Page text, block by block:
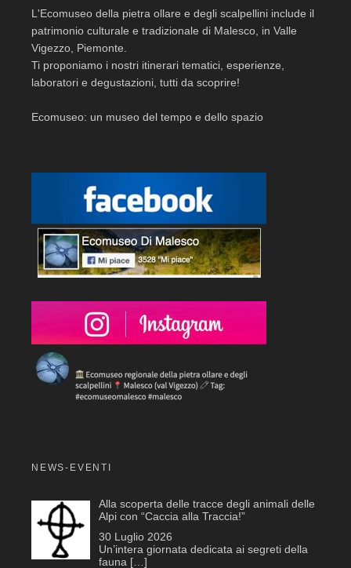
L'Ecomuseo della pietra ollare e degli scalpellini include il
patrimonio culturale e tradizionale di Malesco, in Valle
Vigezzo, Piemonte.
Ti proponiamo i nostri itinerari tematici, esperienze,
laboratori e degustazioni, tutti da scoprire!
Ecomuseo: un museo del tempo e dello spazio
NEWS-EVENTI
Alla scoperta delle tracce degli animali delle
Alpi con “Caccia alla Traccia!”
30 Luglio 2026
Un’intera giornata dedicata ai segreti della
fauna […]